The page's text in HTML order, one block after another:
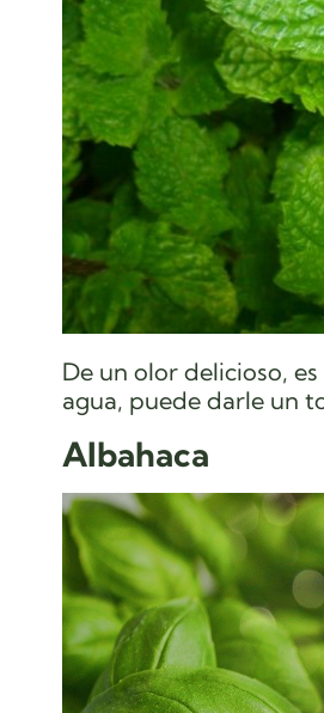
De un olor delicioso,
agua, puede darle un
Albahaca